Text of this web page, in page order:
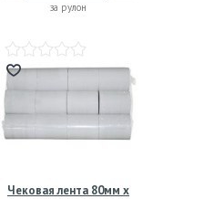
за рулон
Чековая лента 80мм х